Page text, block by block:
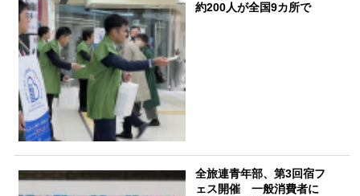
約200人が全国9カ所で
全旅連青年部、第3回宿フ
ェス開催 一般消費者に